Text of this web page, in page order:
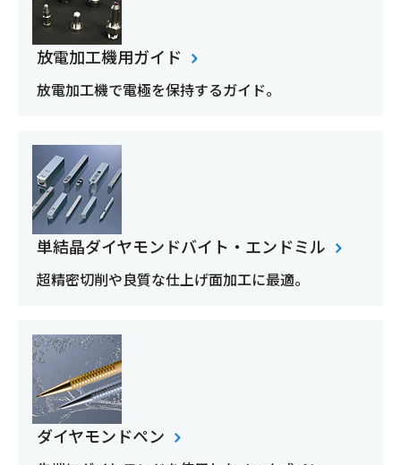
放電加工機用ガイド
放電加工機で電極を保持するガイド。
単結晶ダイヤモンドバイト・エンドミル
超精密切削や良質な仕上げ面加工に最適。
ダイヤモンドペン